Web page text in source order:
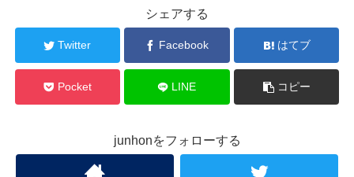
シェアする
Twitter Facebook はてブ
Pocket LINE コピー
junhonをフォローする